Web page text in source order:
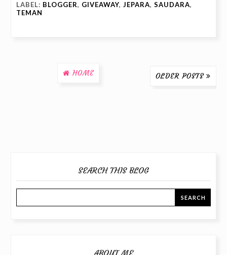
LABEL: BLOGGER, GIVEAWAY, JEPARA, SAUDARA,
TEMAN
OLDER POSTS
HOME
SEARCH THIS BLOG
ABOUT ME